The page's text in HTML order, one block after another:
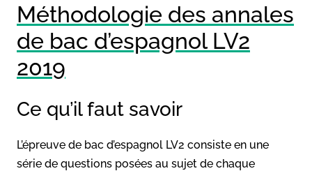
Méthodologie des annales
de bac d’espagnol LV2
2019
Ce qu’il faut savoir
L’épreuve de bac d’espagnol LV2 consiste en une
série de questions posées au sujet de chaque